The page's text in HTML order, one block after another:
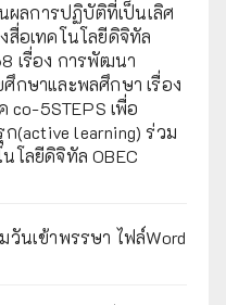
ผลการปฏิบัติที่เป็นเลิศ
สื่อเทคโนโลยีดิจิทัล
เรื่อง การพัฒนา
กษาและพลศึกษา เรื่อง
co-5STEPS เพื่อ
(active learning) ร่วม
โลยีดิจิทัล OBEC
นเข้าพรรษา ไฟล์Word